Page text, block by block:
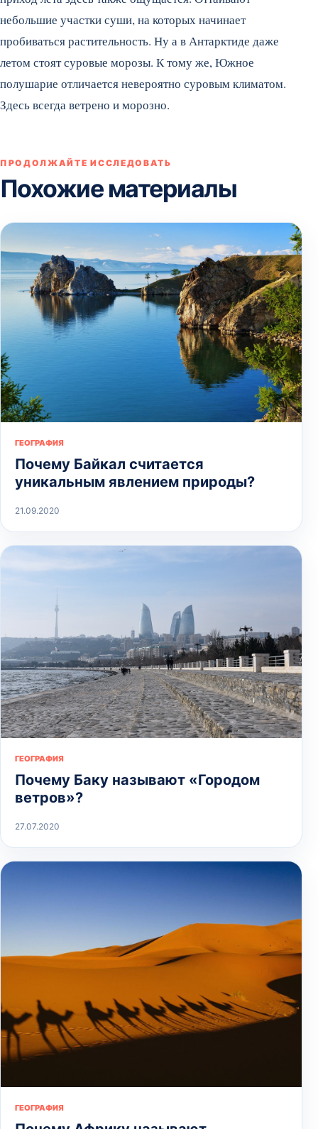
небольшие участки суши, на которых начинает
пробиваться растительность. Ну а в Антарктиде даже
летом стоят суровые морозы. К тому же, Южное
полушарие отличается невероятно суровым климатом.
Здесь всегда ветрено и морозно.
ПРОДОЛЖАЙТЕ ИССЛЕДОВАТЬ
Похожие материалы
ГЕОГРАФИЯ
Почему Байкал считается
уникальным явлением природы?
21.09.2020
ГЕОГРАФИЯ
Почему Баку называют «Городом
ветров»?
27.07.2020
ГЕОГРАФИЯ